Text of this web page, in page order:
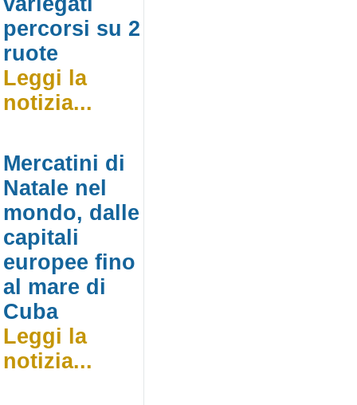
percorsi su 2
ruote
Leggi la
notizia...
Mercatini di
Natale nel
mondo, dalle
capitali
europee fino
al mare di
Cuba
Leggi la
notizia...